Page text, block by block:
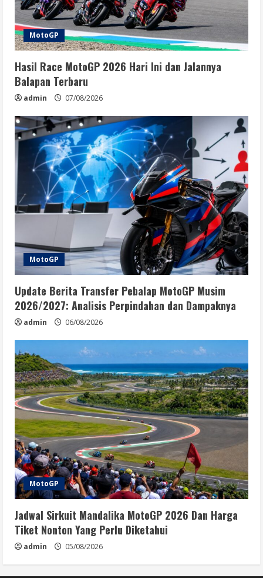
MotoGP
Hasil Race MotoGP 2026 Hari Ini dan Jalannya
Balapan Terbaru
admin 07/08/2026
MotoGP
Update Berita Transfer Pebalap MotoGP Musim
2026/2027: Analisis Perpindahan dan Dampaknya
admin 06/08/2026
MotoGP
Jadwal Sirkuit Mandalika MotoGP 2026 Dan Harga
Tiket Nonton Yang Perlu Diketahui
admin 05/08/2026